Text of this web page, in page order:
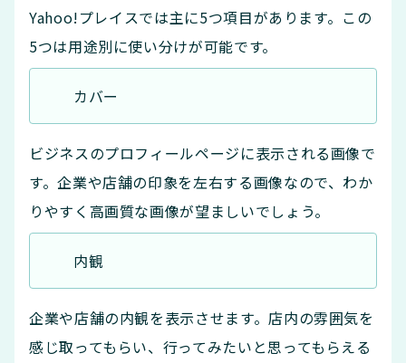
Yahoo!プレイスでは主に5つ項目があります。この
5つは用途別に使い分けが可能です。
カバー
ビジネスのプロフィールページに表示される画像で
す。企業や店舗の印象を左右する画像なので、わか
りやすく高画質な画像が望ましいでしょう。
内観
企業や店舗の内観を表示させます。店内の雰囲気を
感じ取ってもらい、行ってみたいと思ってもらえる